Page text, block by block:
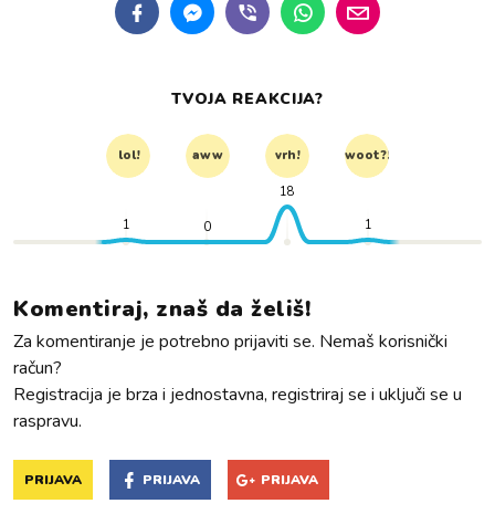
TVOJA REAKCIJA?
lol! aww vrh! woot?!
1 0
18
1
Komentiraj, znaš da želiš!
Za komentiranje je potrebno prijaviti se. Nemaš korisnički
račun?
Registracija je brza i jednostavna, registriraj se i uključi se u
raspravu.
PRIJAVA PRIJAVA PRIJAVA